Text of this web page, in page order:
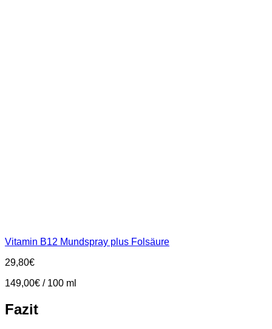
Vitamin B12 Mundspray plus Folsäure
29,80€
149,00€ / 100 ml
Fazit